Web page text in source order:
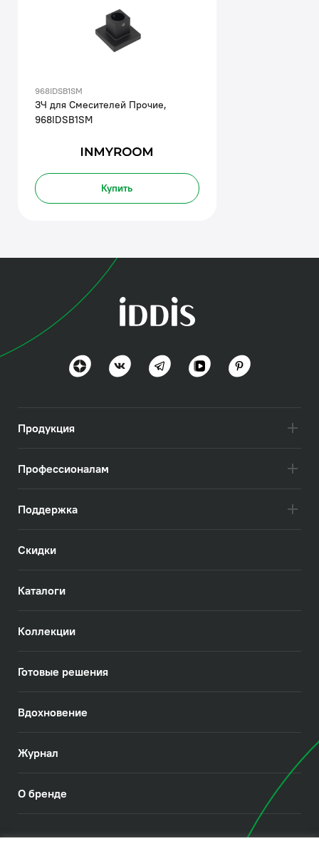
968IDSB1SM
ЗЧ для Смесителей Прочие,
968IDSB1SM
Купить
Продукция
Профессионалам
Поддержка
Скидки
Каталоги
Коллекции
Готовые решения
Вдохновение
Журнал
О бренде